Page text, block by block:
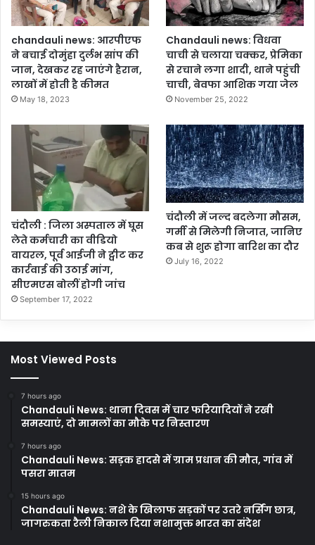
chandauli news: आरपीएफ
ने बचाई दोमुंहा दुर्लभ सांप की
जान, देखकर रह जाएंगे हैरान,
लाखों में होती है कीमत
May 18, 2023
Chandauli news: विधवा
चाची से चलाया चक्कर, प्रेमिका
से रचाने लगा शादी, थाने पहुंची
चाची, बेवफा आशिक गया जेल
November 25, 2022
चंदौली : जिला अस्पताल में घूस
लेते कर्मचारी का वीडियो
वायरल, पूर्व आईजी ने ट्वीट कर
कार्रवाई की उठाई मांग,
सीएमएस बोलीं होगी जांच
September 17, 2022
चंदौली में जल्द बदलेगा मौसम,
गर्मी से मिलेगी निजात, जानिए
कब से शुरू होगा बारिश का दौर
July 16, 2022
Most Viewed Posts
7 hours ago
Chandauli News: थाना दिवस में चार फरियादियों ने रखी
समस्याएं, दो मामलों का मौके पर निस्तारण
7 hours ago
Chandauli News: सड़क हादसे में ग्राम प्रधान की मौत, गांव में
पसरा मातम
15 hours ago
Chandauli News: नशे के खिलाफ सड़कों पर उतरे नर्सिंग छात्र,
जागरुकता रैली निकाल दिया नशामुक्त भारत का संदेश